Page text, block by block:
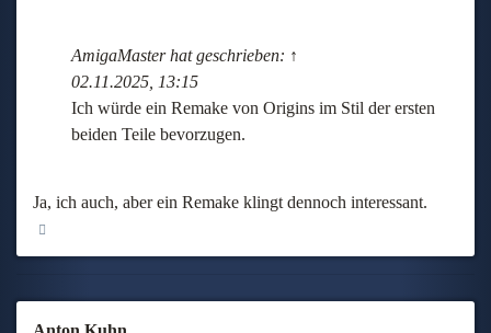
AmigaMasterhat geschrieben: ↑
02.11.2025, 13:15
Ich würde ein Remake von Origins im Stil der ersten
beiden Teile bevorzugen.
Ja, ich auch, aber ein Remake klingt dennoch interessant.